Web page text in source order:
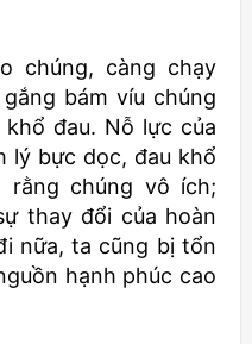
chúng, càng chạy
bám víu chúng
đau. Nỗ lực của
lý bực dọc, đau khổ
chúng vô ích;
thay đổi của hoàn
nữa, ta cũng bị tổn
hạnh phúc cao